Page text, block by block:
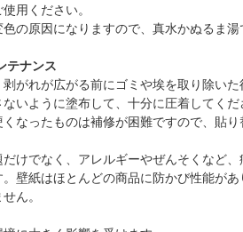
用ください。
の原因になりますので、真水かぬるま
テナンス
がれが広がる前にゴミや埃を取り除い
いように塗布して、十分に圧着してく
なったものは補修が困難ですので、貼
けでなく、アレルギーやぜんそくなど
壁紙はほとんどの商品に防かび性能が
ん。